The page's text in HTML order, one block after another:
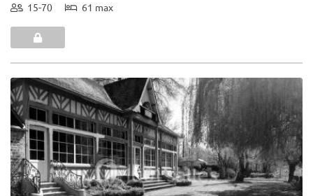
15-70 61 max